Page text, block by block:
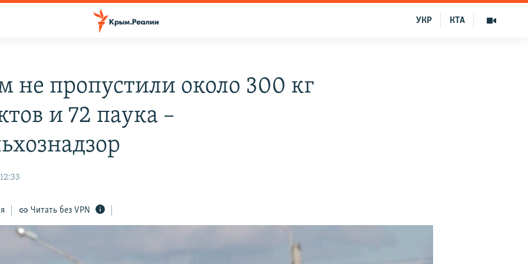
КТА
УКР
не пропустили около 300 кг
и 72 паука –
Читать без VPN